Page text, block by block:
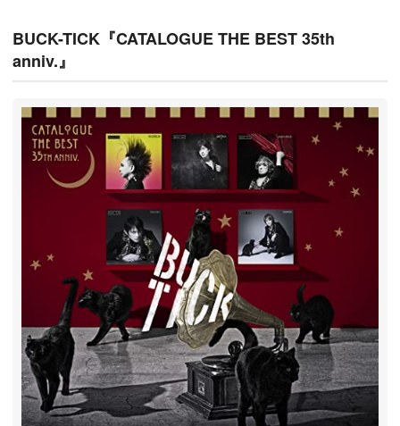
BUCK-TICK『CATALOGUE THE BEST 35th
anniv.』